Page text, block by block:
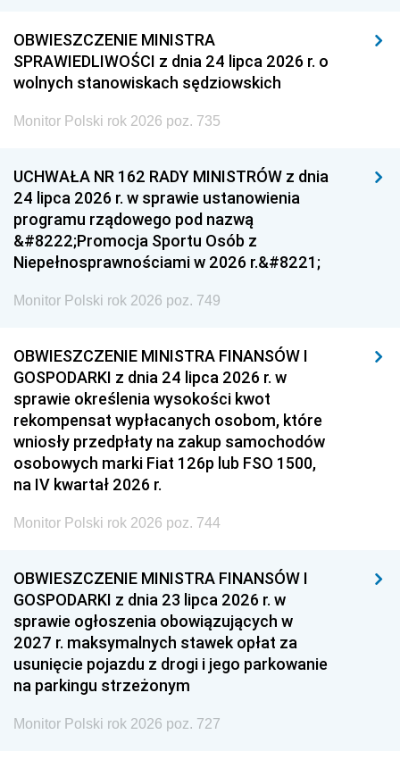
OBWIESZCZENIE MINISTRA
SPRAWIEDLIWOŚCI z dnia 24 lipca 2026 r. o
wolnych stanowiskach sędziowskich
Monitor Polski rok 2026 poz. 735
UCHWAŁA NR 162 RADY MINISTRÓW z dnia
24 lipca 2026 r. w sprawie ustanowienia
programu rządowego pod nazwą
&#8222;Promocja Sportu Osób z
Niepełnosprawnościami w 2026 r.&#8221;
Monitor Polski rok 2026 poz. 749
OBWIESZCZENIE MINISTRA FINANSÓW I
GOSPODARKI z dnia 24 lipca 2026 r. w
sprawie określenia wysokości kwot
rekompensat wypłacanych osobom, które
wniosły przedpłaty na zakup samochodów
osobowych marki Fiat 126p lub FSO 1500,
na IV kwartał 2026 r.
Monitor Polski rok 2026 poz. 744
OBWIESZCZENIE MINISTRA FINANSÓW I
GOSPODARKI z dnia 23 lipca 2026 r. w
sprawie ogłoszenia obowiązujących w
2027 r. maksymalnych stawek opłat za
usunięcie pojazdu z drogi i jego parkowanie
na parkingu strzeżonym
Monitor Polski rok 2026 poz. 727